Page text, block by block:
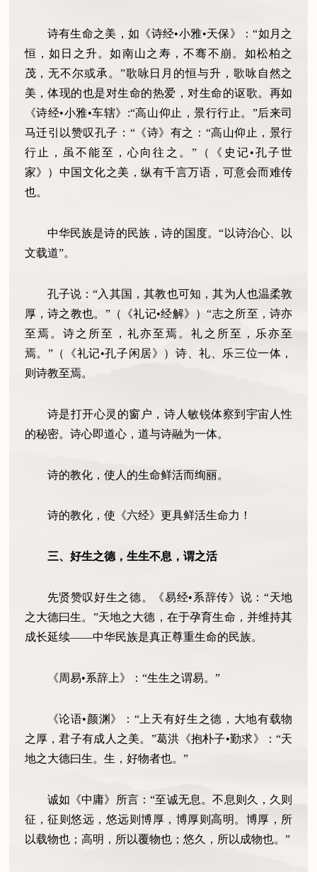
诗有生命之美，如《诗经•小雅•天保》：“如月之
恒，如日之升。如南山之寿，不骞不崩。如松柏之
茂，无不尔或承。”歌咏日月的恒与升，歌咏自然之
美，体现的也是对生命的热爱，对生命的讴歌。再如
《诗经•小雅•车辖》:“高山仰止，景行行止。”后来司
马迁引以赞叹孔子：“《诗》有之：“高山仰止，景行
行止，虽不能至，心向往之。”（《史记•孔子世
家》）中国文化之美，纵有千言万语，可意会而难传
也。
中华民族是诗的民族，诗的国度。“以诗治心、以
文载道”。
孔子说：“入其国，其教也可知，其为人也温柔敦
厚，诗之教也。”（《礼记•经解》）“志之所至，诗亦
至焉。诗之所至，礼亦至焉。礼之所至，乐亦至
焉。”（《礼记•孔子闲居》）诗、礼、乐三位一体，
则诗教至焉。
诗是打开心灵的窗户，诗人敏锐体察到宇宙人性
的秘密。诗心即道心，道与诗融为一体。
诗的教化，使人的生命鲜活而绚丽。
诗的教化，使《六经》更具鲜活生命力！
三、好生之德，生生不息，谓之活
先贤赞叹好生之德。《易经•系辞传》说：“天地
之大德曰生。”天地之大德，在于孕育生命，并维持其
成长延续——中华民族是真正尊重生命的民族。
《周易•系辞上》：“生生之谓易。”
《论语•颜渊》：“上天有好生之德，大地有载物
之厚，君子有成人之美。”葛洪《抱朴子•勤求》：“天
地之大德曰生。生，好物者也。”
诚如《中庸》所言：“至诚无息。不息则久，久则
征，征则悠远，悠远则博厚，博厚则高明。博厚，所
以载物也；高明，所以覆物也；悠久，所以成物也。”